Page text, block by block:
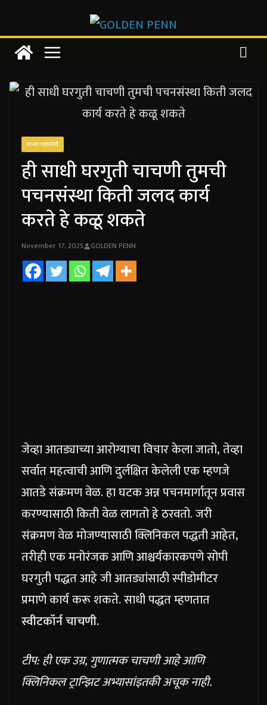
to
content
ताज्या घडामोडी
ही साधी घरगुती चाचणी तुमची
पचनसंस्था किती जलद कार्य
करते हे कळू शकते
November 17, 2025 GOLDEN PENN
जेव्हा आतड्याच्या आरोग्याचा विचार केला जातो, तेव्हा
सर्वात महत्वाची आणि दुर्लक्षित केलेली एक म्हणजे
आतडे संक्रमण वेळ. हा घटक अन्न पचनमार्गातून प्रवास
करण्यासाठी किती वेळ लागतो हे ठरवतो. जरी
संक्रमण वेळ मोजण्यासाठी क्लिनिकल पद्धती आहेत,
तरीही एक मनोरंजक आणि आश्चर्यकारकपणे सोपी
घरगुती पद्धत आहे जी आतड्यांसाठी स्पीडोमीटर
प्रमाणे कार्य करू शकते. साधी पद्धत म्हणतात
स्वीटकॉर्न चाचणी.
टीप: ही एक उग्र, गुणात्मक चाचणी आहे आणि
क्लिनिकल ट्रान्झिट अभ्यासांइतकी अचूक नाही.